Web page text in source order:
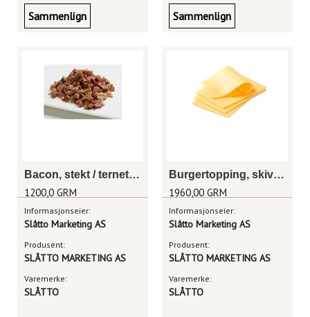
Sammenlign Sammenlign
Bacon, stekt / ternet 6 x 1kg
1200,0 GRM
Informasjonseier:
Slåtto Marketing AS
Produsent:
SLÅTTO MARKETING AS
Varemerke:
SLÅTTO
Burgertopping, skivet burgerost 4x35x14g
1960,00 GRM
Informasjonseier:
Slåtto Marketing AS
Produsent:
SLÅTTO MARKETING AS
Varemerke:
SLÅTTO